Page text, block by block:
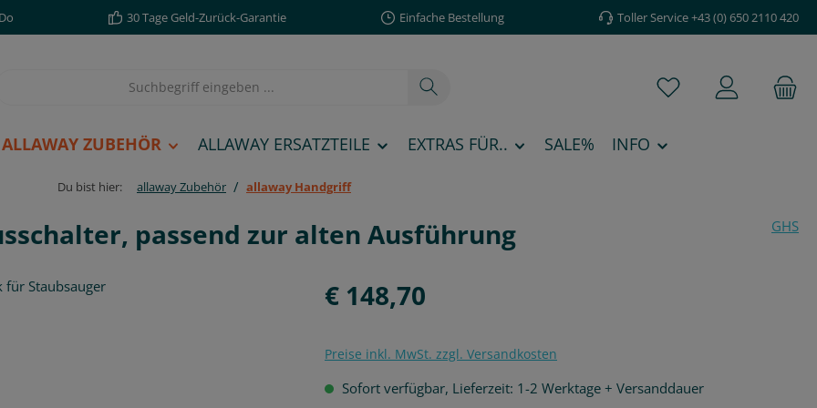
30 Tage Geld-Zurück-Garantie Einfache Bestellung Toller Service +43 (0) 650 2110 420
Du hast 0 Produkte
ALLAWAY ZUBEHÖR ALLAWAY ERSATZTEILE EXTRAS FÜR.. SALE% INFO
Du bist hier: allaway Zubehör / allaway Handgriff
passend zur alten Ausführung GHS
Regulärer Preis:
€ 148,70
Preise inkl. MwSt. zzgl. Versandkosten
Sofort verfügbar, Lieferzeit: 1-2 Werktage + Versanddauer